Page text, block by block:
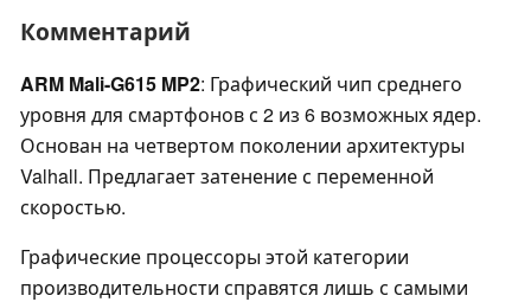
Комментарий
ARM Mali-G615 MP2: Графический чип среднего
уровня для смартфонов с 2 из 6 возможных ядер.
Основан на четвертом поколении архитектуры
Valhall. Предлагает затенение с переменной
скоростью.
Графические процессоры этой категории
производительности справятся лишь с самыми